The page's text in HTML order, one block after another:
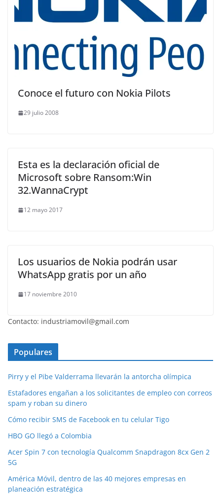
Conoce el futuro con Nokia Pilots
29 julio 2008
Esta es la declaración oficial de
Microsoft sobre Ransom:Win
32.WannaCrypt
12 mayo 2017
Los usuarios de Nokia podrán usar
WhatsApp gratis por un año
17 noviembre 2010
Contacto: industriamovil@gmail.com
Populares
Pirry y el Pibe Valderrama llevarán la antorcha olímpica
Estafadores engañan a los solicitantes de empleo con correos
spam y roban su dinero
Cómo recibir SMS de Facebook en tu celular Tigo
HBO GO llegó a Colombia
Acer Spin 7 con tecnología Qualcomm Snapdragon 8cx Gen 2
5G
América Móvil, dentro de las 40 mejores empresas en
planeación estratégica